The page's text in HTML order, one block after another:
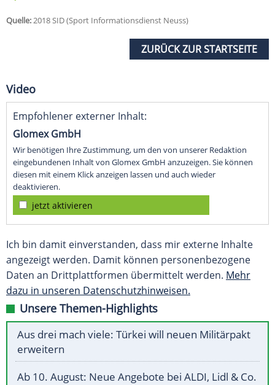
Quelle:2018 SID (Sport Informationsdienst Neuss)
ZURÜCK ZUR STARTSEITE
Video
Empfohlener externer Inhalt:
Glomex GmbH
Wir benötigen Ihre Zustimmung, um den von unserer Redaktion
eingebundenen Inhalt von Glomex GmbH anzuzeigen. Sie können
diesen mit einem Klick anzeigen lassen und auch wieder
deaktivieren.
jetzt aktivieren
Ich bin damit einverstanden, dass mir externe Inhalte
angezeigt werden. Damit können personenbezogene
Daten an Drittplattformen übermittelt werden. Mehr
dazu in unseren Datenschutzhinweisen.
Unsere Themen-Highlights
Aus drei mach viele: Türkei will neuen Militärpakt
erweitern
Ab 10. August: Neue Angebote bei ALDI, Lidl & Co.